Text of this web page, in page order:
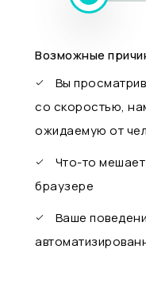
Возможные
Вы
со скоростью,
ожидаемую от
Что-то
браузере
Ваше